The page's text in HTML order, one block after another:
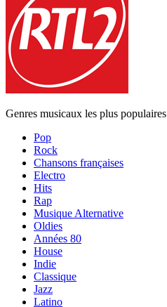
Genres musicaux les plus populaires
Pop
Rock
Chansons françaises
Electro
Hits
Rap
Musique Alternative
Oldies
Années 80
House
Indie
Classique
Jazz
Latino